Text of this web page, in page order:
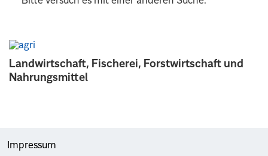
Landwirtschaft, Fischerei, Forstwirtschaft und
Nahrungsmittel
Impressum